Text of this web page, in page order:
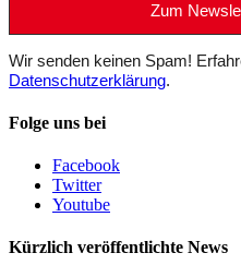
Wir senden keinen Spam!
Datenschutzerklärung.
Folge uns bei
Facebook
Twitter
Youtube
Kürzlich veröffentlichte News